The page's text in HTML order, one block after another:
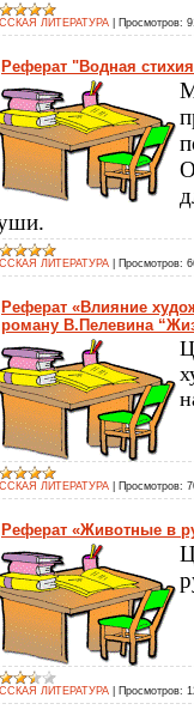
ЛИТЕРАТУРА Просмотров:
Реферат "Водная
ЛИТЕРАТУРА Просмотров:
Реферат «Влияние
роману В.Пелевина
ЛИТЕРАТУРА Просмотров:
Реферат «Животные в
ЛИТЕРАТУРА Просмотров: